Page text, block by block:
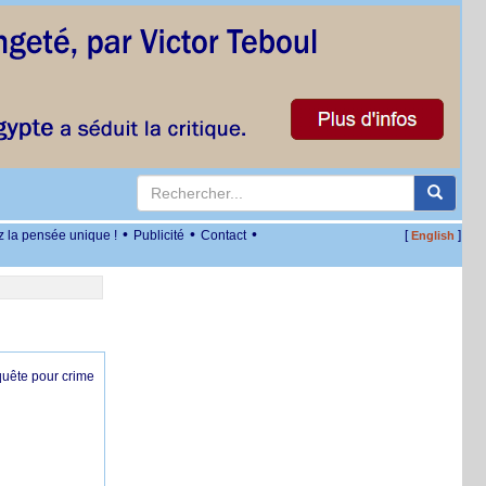
la pensée unique ! • Publicité • Contact • [English ]
pour crime